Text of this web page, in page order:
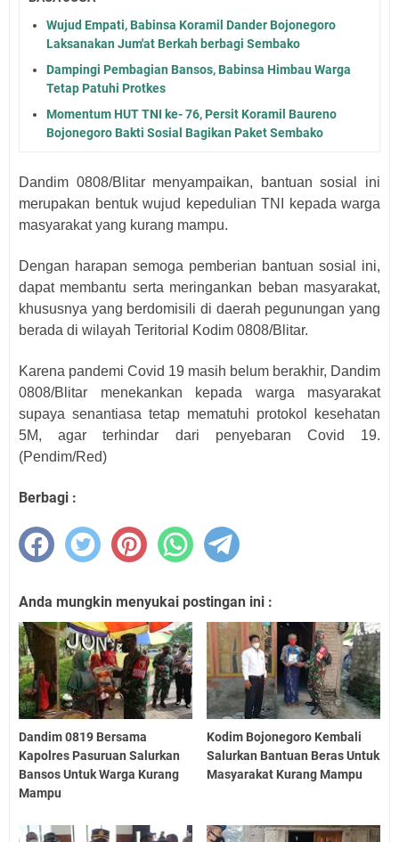
Wujud Empati, Babinsa Koramil Dander Bojonegoro
Laksanakan Jum'at Berkah berbagi Sembako
Dampingi Pembagian Bansos, Babinsa Himbau Warga
Tetap Patuhi Protkes
Momentum HUT TNI ke- 76, Persit Koramil Baureno
Bojonegoro Bakti Sosial Bagikan Paket Sembako
Dandim 0808/Blitar menyampaikan, bantuan sosial ini
merupakan bentuk wujud kepedulian TNI kepada warga
masyarakat yang kurang mampu.
Dengan harapan semoga pemberian bantuan sosial ini,
dapat membantu serta meringankan beban masyarakat,
khususnya yang berdomisili di daerah pegunungan yang
berada di wilayah Teritorial Kodim 0808/Blitar.
Karena pandemi Covid 19 masih belum berakhir, Dandim
0808/Blitar menekankan kepada warga masyarakat
supaya senantiasa tetap mematuhi protokol kesehatan
5M, agar terhindar dari penyebaran Covid 19.
(Pendim/Red)
Berbagi :
Anda mungkin menyukai postingan ini :
Dandim 0819 Bersama
Kapolres Pasuruan Salurkan
Bansos Untuk Warga Kurang
Mampu
Kodim Bojonegoro Kembali
Salurkan Bantuan Beras Untuk
Masyarakat Kurang Mampu